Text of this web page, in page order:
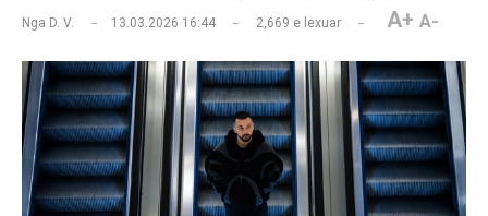
Nga D. V. 13.03.2026 16:44 2,669 e lexuar A+ A-